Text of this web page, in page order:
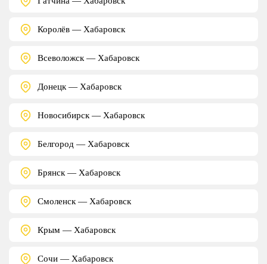
Королёв — Хабаровск
Всеволожск — Хабаровск
Донецк — Хабаровск
Новосибирск — Хабаровск
Белгород — Хабаровск
Брянск — Хабаровск
Смоленск — Хабаровск
Крым — Хабаровск
Сочи — Хабаровск